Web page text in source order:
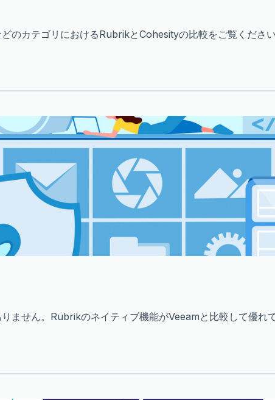
のカテゴリにおけるRubrikとCohesityの比較をご覧くださ
ません。Rubrikのネイティブ機能がVeeamと比較して優れ